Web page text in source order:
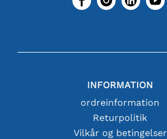
INFORMATION
ordreinformation
Returpolitik
Vilkår og betingelser